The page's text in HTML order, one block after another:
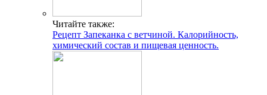
Читайте также:
Рецепт Запеканка с ветчиной. Калорийность,
химический состав и пищевая ценность.